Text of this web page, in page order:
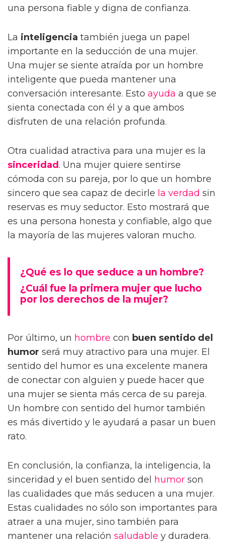
una persona fiable y digna de confianza.
La inteligencia también juega un papel
importante en la seducción de una mujer.
Una mujer se siente atraída por un hombre
inteligente que pueda mantener una
conversación interesante. Esto ayuda a que se
sienta conectada con él y a que ambos
disfruten de una relación profunda.
Otra cualidad atractiva para una mujer es la
sinceridad . Una mujer quiere sentirse
cómoda con su pareja, por lo que un hombre
sincero que sea capaz de decirle la verdad sin
reservas es muy seductor. Esto mostrará que
es una persona honesta y confiable, algo que
la mayoría de las mujeres valoran mucho.
¿Qué es lo que seduce a un hombre?
¿Cuál fue la primera mujer que lucho
por los derechos de la mujer?
Por último, un hombre con buen sentido del
humor será muy atractivo para una mujer. El
sentido del humor es una excelente manera
de conectar con alguien y puede hacer que
una mujer se sienta más cerca de su pareja.
Un hombre con sentido del humor también
es más divertido y le ayudará a pasar un buen
rato.
En conclusión, la confianza, la inteligencia, la
sinceridad y el buen sentido del
humor son
las cualidades que más seducen a una mujer.
Estas cualidades no sólo son importantes para
atraer a una mujer, sino también para
mantener una relación saludable y duradera.